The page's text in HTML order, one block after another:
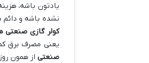
یادتون باشه،
نشده باشه و دائم
کولر گازی صنعتی
یعنی مصرف برق
صنعتی از همون